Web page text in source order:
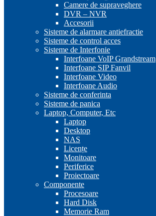
Camere de supraveghere
DVR – NVR
Accesorii
Sisteme de alarmare antiefractie
Sisteme de control acces
Sisteme de Interfonie
Interfoane VoIP Grandstream
Interfoane SIP Fanvil
Interfoane Video
Interfoane Audio
Sisteme de conferinta
Sisteme de panica
Laptop, Computer, Etc
Laptop
Desktop
NAS
Licențe
Monitoare
Periferice
Proiectoare
Componente
Procesoare
Hard Disk
Memorie Ram